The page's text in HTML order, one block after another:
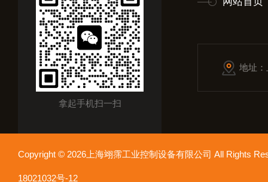
拿起手机扫一扫
地址
Copyright © 2026上海翊霈工业控制设备有限公司 All Rights
18021032号-12